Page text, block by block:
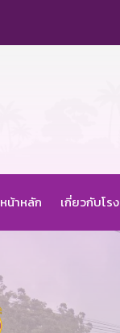
หน้าหลัก เกี่ยวกับโร